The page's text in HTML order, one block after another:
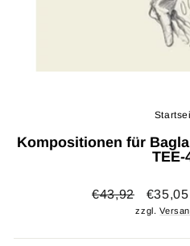
Kompositionen für
TEE-
Normaler
€43,92 €35,05
zzgl.